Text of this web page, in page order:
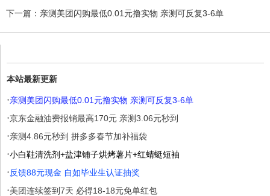
下一篇： 亲测美团闪购最低0.01元撸实物 亲测可反复3-6单
本站最新更新
·亲测美团闪购最低0.01元撸实物 亲测可反复3-6单
·京东金融油费报销最高170元 亲测3.06元秒到
·亲测4.86元秒到 拼多多春节加补福袋
·小白鞋清洗剂+盐津铺子烘烤薯片+红蜻蜓短袖
·反馈88元现金 自如毕业生认证抽奖
·美团连续签到7天 必得18-18元免单红包